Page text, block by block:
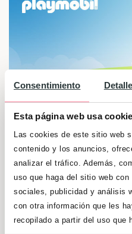
Consentimiento
Esta página web usa
Las cookies de este sitio web
contenido y los anuncios,
analizar el tráfico. Además,
uso que haga del sitio web
sociales, publicidad y análisis
con otra información que les
recopilado a partir del uso que
Sorteamos dos lotes de
ataque el T-REX, para
¡Participa ahora!